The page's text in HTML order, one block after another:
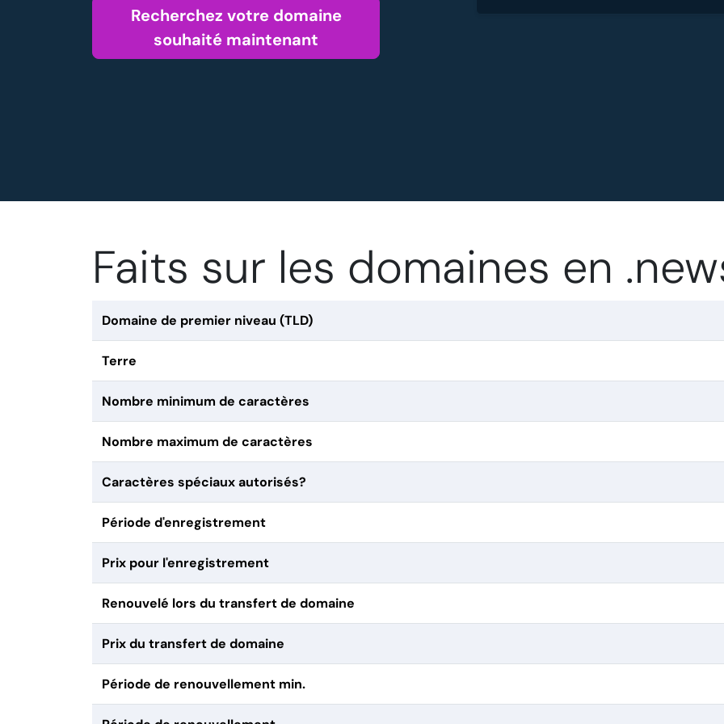
Recherchez votre domaine
souhaité maintenant
Faits sur les domaines en
Domaine de premier niveau (TLD)
Terre
Nombre minimum de caractères
Nombre maximum de caractères
Caractères spéciaux autorisés?
Période d'enregistrement
Prix pour l'enregistrement
Renouvelé lors du transfert de domaine
Prix du transfert de domaine
Période de renouvellement min.